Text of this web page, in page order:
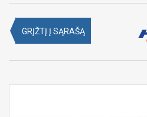
GRĮŽTĮ Į SĄRAŠĄ